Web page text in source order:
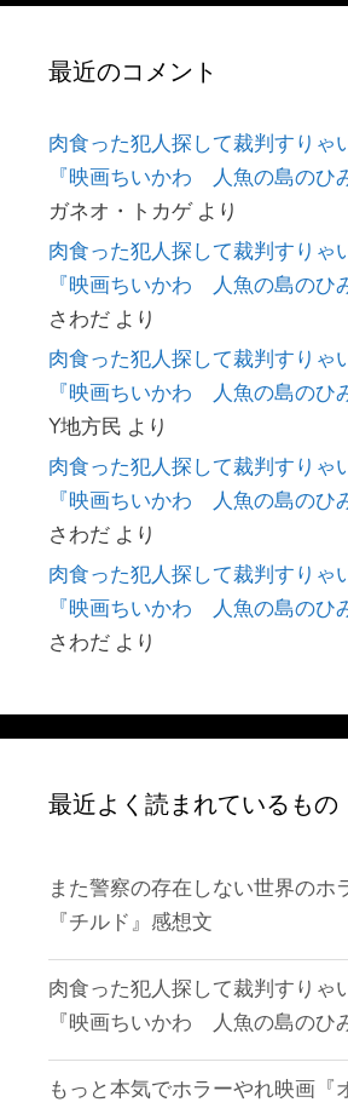
最近のコメント
肉食った犯人探して裁判すりゃ
『映画ちいかわ 人魚の島のひ
ガネオ・トカゲより
肉食った犯人探して裁判すりゃ
『映画ちいかわ 人魚の島のひ
さわだ より
肉食った犯人探して裁判すりゃ
『映画ちいかわ 人魚の島のひ
Y地方民 より
肉食った犯人探して裁判すりゃ
『映画ちいかわ 人魚の島のひ
さわだ より
肉食った犯人探して裁判すりゃ
『映画ちいかわ 人魚の島のひ
さわだ より
最近よく読まれているもの
また警察の存在しない世界のホ
『チルド』感想文
肉食った犯人探して裁判すりゃ
『映画ちいかわ 人魚の島のひ
もっと本気でホラーやれ映画『